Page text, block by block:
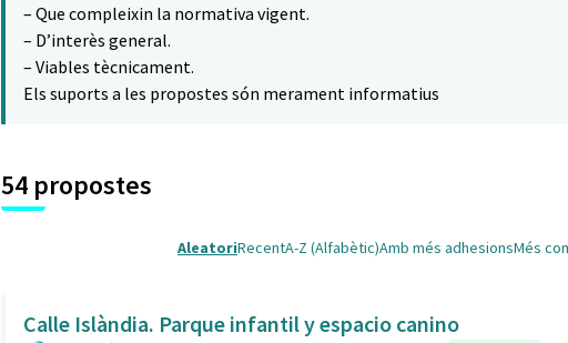
– Que compleixin la normativa vigent.
– D’interès general.
– Viables tècnicament.
Els suports a les propostes són merament informatius
54 propostes
AleatoriRecentA-Z (Alfabètic)Amb més adhesionsMés
Calle Islàndia. Parque infantil y espacio canino